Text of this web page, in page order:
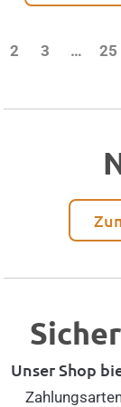
2 3 … 25
Unser Shop